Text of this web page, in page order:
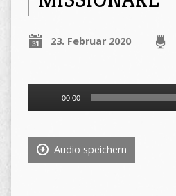
23. Februar 2020
00:00
Audio speichern